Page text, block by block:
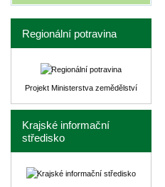
Regionální potravina
Projekt Ministerstva zemědělství
Krajské informační
středisko